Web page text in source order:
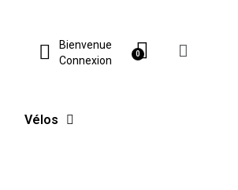
Bienvenue
Connexion
Vélos